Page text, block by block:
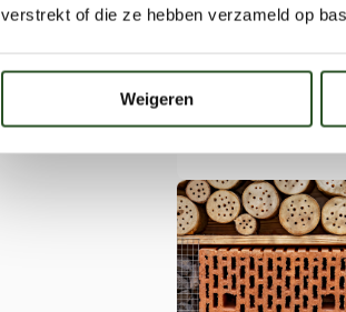
verstrekt of die ze hebben verzameld op
Weigeren
hommels,
excursies
te gaan met